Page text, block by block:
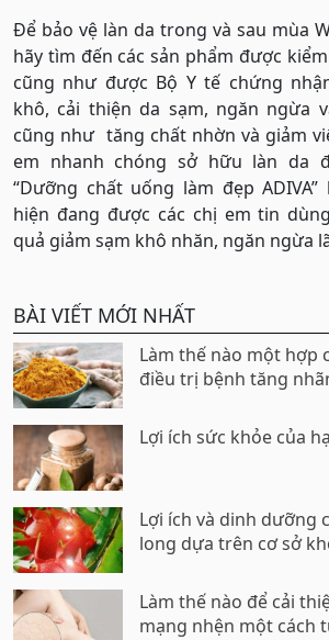
Để bảo vệ làn da trong và sau mùa
hãy tìm đến các sản phẩm được
cũng như được Bộ Y tế chứng
khô, cải thiện da sạm, ngăn ngừa
cũng như tăng chất nhờn và giảm
em nhanh chóng sở hữu làn da
“Dưỡng chất uống làm đẹp ADIVA”
hiện đang được các chị em tin
quả giảm sạm khô nhăn, ngăn ngừa
BÀI VIẾT MỚI NHẤT
Làm thế nào một hợp
điều trị bệnh tăng
Lợi ích sức khỏe của
Lợi ích và dinh dưỡng
long dựa trên cơ sở
Làm thế nào để cải
mạng nhện một cách